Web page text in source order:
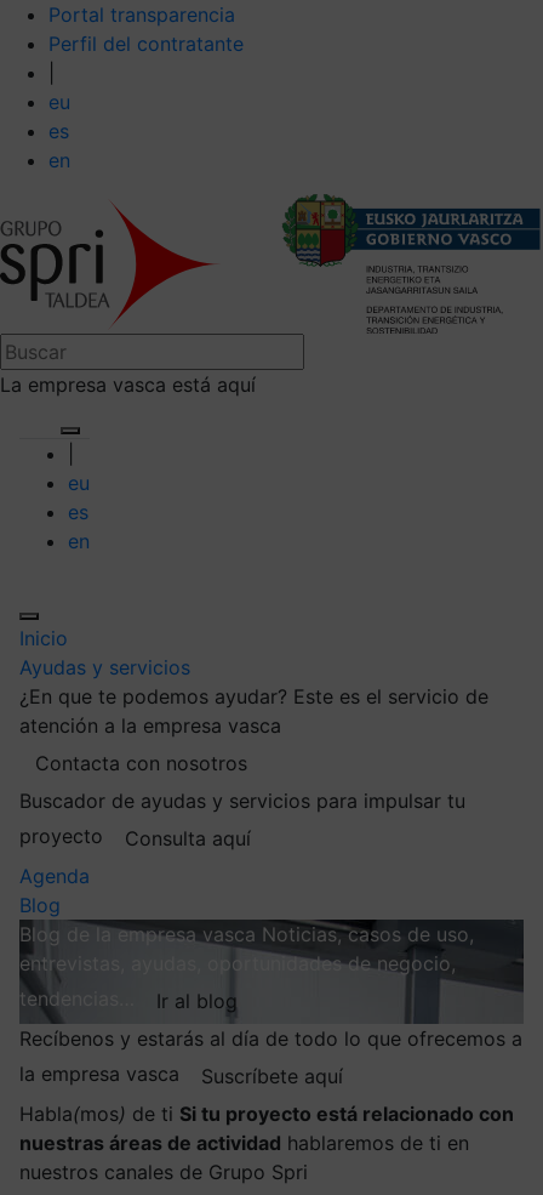
Portal transparencia
Perfil del contratante
eu
es
en
La empresa vasca está aquí
eu
es
en
Inicio
Ayudas y servicios
¿En que te podemos ayudar? Este es el servicio de
atención a la empresa vasca
Contacta con nosotros
Buscador de ayudas y servicios para impulsar tu
proyecto
Consulta aquí
Agenda
Blog
Blog de la empresa vasca Noticias, casos de uso,
entrevistas, ayudas, oportunidades de negocio,
tendencias…
Ir al blog
Recíbenos y estarás al día de todo lo que ofrecemos a
la empresa vasca
Suscríbete aquí
Habla(mos) de ti Si tu proyecto está relacionado con
nuestras áreas de actividad hablaremos de ti en
nuestros canales de Grupo Spri